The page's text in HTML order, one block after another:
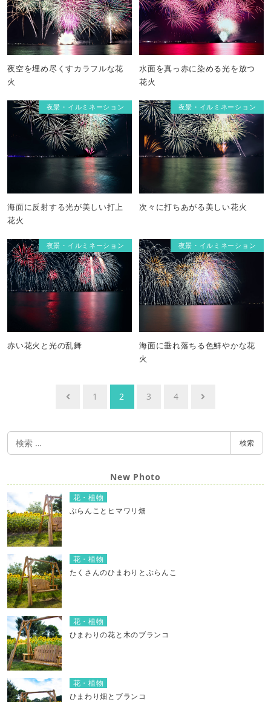
夜空を埋め尽くすカラフルな花
火
水面を真っ赤に染める光を放つ
花火
夜景・イルミネーション
海面に反射する光が美しい打上
花火
夜景・イルミネーション
次々に打ちあがる美しい花火
夜景・イルミネーション
赤い花火と光の乱舞
夜景・イルミネーション
海面に垂れ落ちる色鮮やかな花
火
ビ
ゲ
シ
ョ
ン
1 2 3 4
検
索
検索
New Photo
花・植物
ぶらんことヒマワリ畑
花・植物
たくさんのひまわりとぶらんこ
花・植物
ひまわりの花と木のブランコ
花・植物
ひまわり畑とブランコ